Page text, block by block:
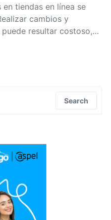
tiendas en línea se
cambios y
resultar costoso,…
Search